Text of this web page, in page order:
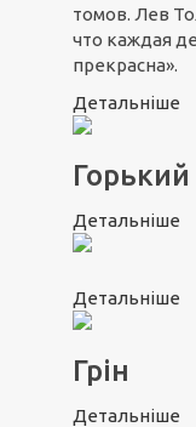
томов. Лев
что каждая
прекрасна».
Детальніше
Горький
Детальніше
Детальніше
Грін
Детальніше